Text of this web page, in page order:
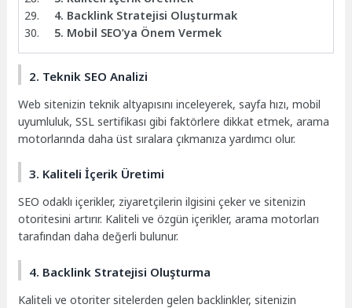
4. Backlink Stratejisi Oluşturmak
5. Mobil SEO’ya Önem Vermek
2. Teknik SEO Analizi
Web sitenizin teknik altyapısını inceleyerek, sayfa hızı, mobil
uyumluluk, SSL sertifikası gibi faktörlere dikkat etmek, arama
motorlarında daha üst sıralara çıkmanıza yardımcı olur.
3. Kaliteli İçerik Üretimi
SEO odaklı içerikler, ziyaretçilerin ilgisini çeker ve sitenizin
otoritesini artırır. Kaliteli ve özgün içerikler, arama motorları
tarafından daha değerli bulunur.
4. Backlink Stratejisi Oluşturma
Kaliteli ve otoriter sitelerden gelen backlinkler, sitenizin